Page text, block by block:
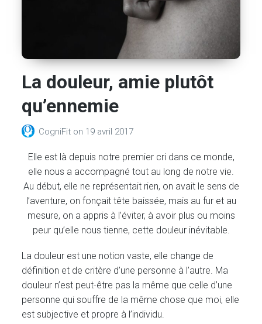
La douleur, amie plutôt
qu’ennemie
CogniFit on 19 avril 2017
Elle est là depuis notre premier cri dans ce monde,
elle nous a accompagné tout au long de notre vie.
Au début, elle ne représentait rien, on avait le sens de
l’aventure, on fonçait tête baissée, mais au fur et au
mesure, on a appris à l’éviter, à avoir plus ou moins
peur qu’elle nous tienne, cette douleur inévitable.
La douleur est une notion vaste, elle change de
définition et de critère d’une personne à l’autre. Ma
douleur n’est peut-être pas la même que celle d’une
personne qui souffre de la même chose que moi, elle
est subjective et propre à l’individu.